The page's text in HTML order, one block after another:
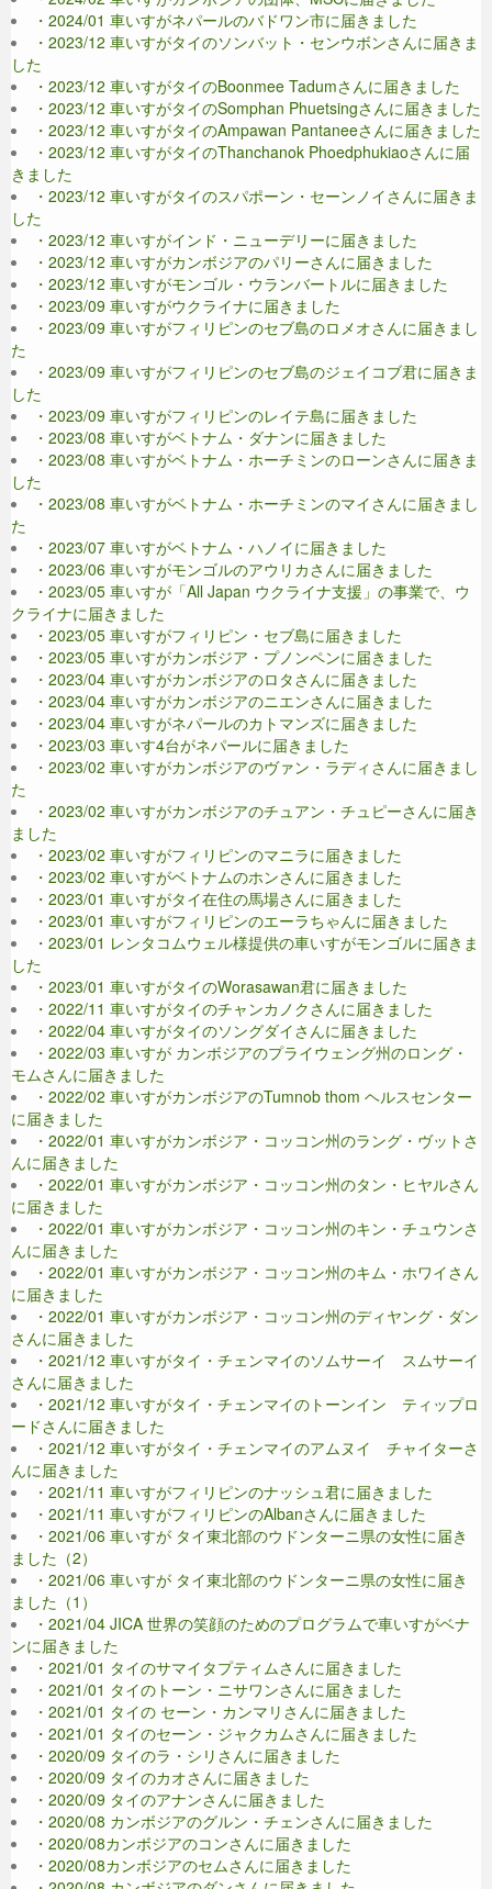
・2024/01 車いすがネパールのバドワン市に届きました
・2023/12 車いすがタイのソンバット・センウボンさんに届きま
した
・2023/12 車いすがタイのBoonmee Tadumさんに届きました
・2023/12 車いすがタイのSomphan Phuetsingさんに届きました
・2023/12 車いすがタイのAmpawan Pantaneeさんに届きました
・2023/12 車いすがタイのThanchanok Phoedphukiaoさんに届
きました
・2023/12 車いすがタイのスパポーン・セーンノイさんに届きま
した
・2023/12 車いすがインド・ニューデリーに届きました
・2023/12 車いすがカンボジアのパリーさんに届きました
・2023/12 車いすがモンゴル・ウランバートルに届きました
・2023/09 車いすがウクライナに届きました
・2023/09 車いすがフィリピンのセブ島のロメオさんに届きまし
た
・2023/09 車いすがフィリピンのセブ島のジェイコブ君に届きま
した
・2023/09 車いすがフィリピンのレイテ島に届きました
・2023/08 車いすがベトナム・ダナンに届きました
・2023/08 車いすがベトナム・ホーチミンのローンさんに届きま
した
・2023/08 車いすがベトナム・ホーチミンのマイさんに届きまし
た
・2023/07 車いすがベトナム・ハノイに届きました
・2023/06 車いすがモンゴルのアウリカさんに届きました
・2023/05 車いすが「All Japan ウクライナ支援」の事業で、ウ
クライナに届きました
・2023/05 車いすがフィリピン・セブ島に届きました
・2023/05 車いすがカンボジア・プノンペンに届きました
・2023/04 車いすがカンボジアのロタさんに届きました
・2023/04 車いすがカンボジアのニエンさんに届きました
・2023/04 車いすがネパールのカトマンズに届きました
・2023/03 車いす4台がネパールに届きました
・2023/02 車いすがカンボジアのヴァン・ラディさんに届きまし
た
・2023/02 車いすがカンボジアのチュアン・チュピーさんに届き
ました
・2023/02 車いすがフィリピンのマニラに届きました
・2023/02 車いすがベトナムのホンさんに届きました
・2023/01 車いすがタイ在住の馬場さんに届きました
・2023/01 車いすがフィリピンのエーラちゃんに届きました
・2023/01 レンタコムウェル様提供の車いすがモンゴルに届きま
した
・2023/01 車いすがタイのWorasawan君に届きました
・2022/11 車いすがタイのチャンカノクさんに届きました
・2022/04 車いすがタイのソングダイさんに届きました
・2022/03 車いすが カンボジアのプライウェング州のロング・
モムさんに届きました
・2022/02 車いすがカンボジアのTumnob thom ヘルスセンター
に届きました
・2022/01 車いすがカンボジア・コッコン州のラング・ヴットさ
んに届きました
・2022/01 車いすがカンボジア・コッコン州のタン・ヒヤルさん
に届きました
・2022/01 車いすがカンボジア・コッコン州のキン・チュウンさ
んに届きました
・2022/01 車いすがカンボジア・コッコン州のキム・ホワイさん
に届きました
・2022/01 車いすがカンボジア・コッコン州のディヤング・ダン
さんに届きました
・2021/12 車いすがタイ・チェンマイのソムサーイ スムサーイ
さんに届きました
・2021/12 車いすがタイ・チェンマイのトーンイン ティップロ
ードさんに届きました
・2021/12 車いすがタイ・チェンマイのアムヌイ チャイターさ
んに届きました
・2021/11 車いすがフィリピンのナッシュ君に届きました
・2021/11 車いすがフィリピンのAlbanさんに届きました
・2021/06 車いすが タイ東北部のウドンターニ県の女性に届き
ました（2）
・2021/06 車いすが タイ東北部のウドンターニ県の女性に届き
ました（1）
・2021/04 JICA 世界の笑顔のためのプログラムで車いすがベナ
ンに届きました
・2021/01 タイのサマイタプティムさんに届きました
・2021/01 タイのトーン・ニサワンさんに届きました
・2021/01 タイの セーン・カンマリさんに届きました
・2021/01 タイのセーン・ジャクカムさんに届きました
・2020/09 タイのラ・シリさんに届きました
・2020/09 タイのカオさんに届きました
・2020/09 タイのアナンさんに届きました
・2020/08 カンボジアのグルン・チェンさんに届きました
・2020/08カンボジアのコンさんに届きました
・2020/08カンボジアのセムさんに届きました